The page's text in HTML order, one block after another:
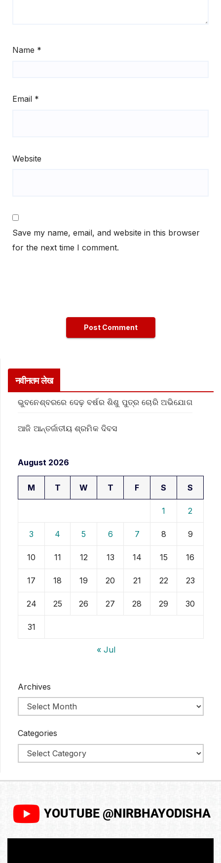
Name *
Email *
Website
Save my name, email, and website in this browser
for the next time I comment.
नवीनतम लेख
ଭୁବନେଶ୍ବରରେ ଦେଢ଼ ବର୍ଷର ଶିଶୁ ପୁତ୍ର ଚୋରି ଅଭିଯୋଗ
ଆଜି ଆନ୍ତର୍ଜାତୀୟ ଶ୍ରମିକ ଦିବସ
August 2026
M T W T F S S
1 2
3 4 5 6 7 8 9
10 11 12 13 14 15 16
17 18 19 20 21 22 23
24 25 26 27 28 29 30
31
« Jul
Archives
Categories
YOUTUBE @NIRBHAYODISHA